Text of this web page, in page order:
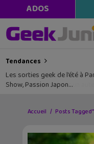
ADOS
Tendances
Les sorties geek de l’été à
Show, Passion Japon…
Accueil Posts